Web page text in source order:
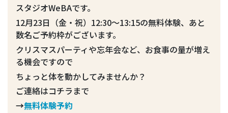
スタジオWeBAです。
12月23日（金・祝）12:30〜13:15の無料体験、あと
数名ご予約枠がございます。
クリスマスパーティや忘年会など、お食事の量が増え
る機会ですので
ちょっと体を動かしてみませんか？
ご連絡はコチラまで
→無料体験予約